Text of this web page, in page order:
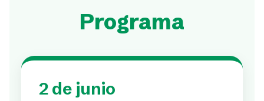
Programa
2 de junio